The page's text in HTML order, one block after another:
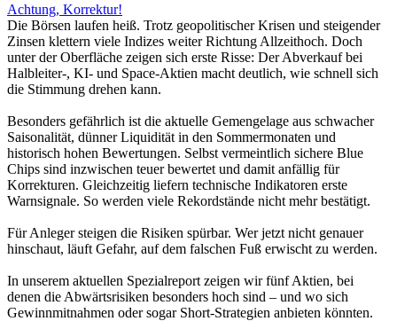
Achtung, Korrektur!
Die Börsen laufen heiß. Trotz geopolitischer Krisen und steigender
Zinsen klettern viele Indizes weiter Richtung Allzeithoch. Doch
unter der Oberfläche zeigen sich erste Risse: Der Abverkauf bei
Halbleiter-, KI- und Space-Aktien macht deutlich, wie schnell sich
die Stimmung drehen kann.
Besonders gefährlich ist die aktuelle Gemengelage aus schwacher
Saisonalität, dünner Liquidität in den Sommermonaten und
historisch hohen Bewertungen. Selbst vermeintlich sichere Blue
Chips sind inzwischen teuer bewertet und damit anfällig für
Korrekturen. Gleichzeitig liefern technische Indikatoren erste
Warnsignale. So werden viele Rekordstände nicht mehr bestätigt.
Für Anleger steigen die Risiken spürbar. Wer jetzt nicht genauer
hinschaut, läuft Gefahr, auf dem falschen Fuß erwischt zu werden.
In unserem aktuellen Spezialreport zeigen wir fünf Aktien, bei
denen die Abwärtsrisiken besonders hoch sind – und wo sich
Gewinnmitnahmen oder sogar Short-Strategien anbieten könnten.